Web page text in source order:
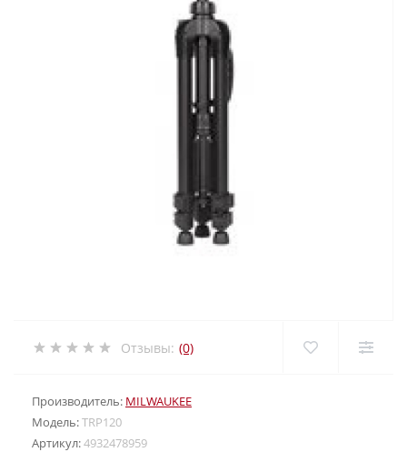
Отзывы: (0)
Производитель: MILWAUKEE
Модель:TRP120
Артикул:4932478959